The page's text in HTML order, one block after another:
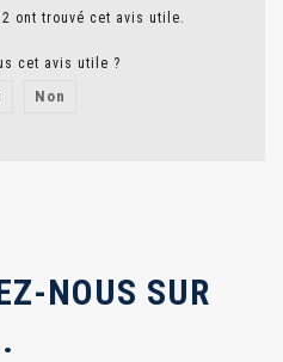
ont trouvé cet avis utile.
cet avis utile ?
Non
NOUS SUR